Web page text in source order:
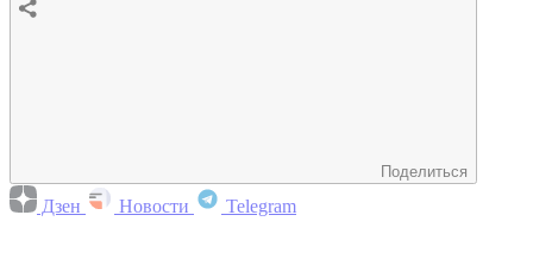
Поделиться
Дзен Новости Telegram